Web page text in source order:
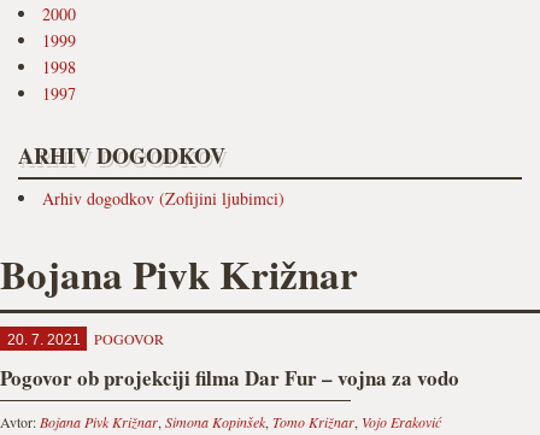
2000
1999
1998
1997
ARHIV DOGODKOV
Arhiv dogodkov (Zofijini ljubimci)
Bojana Pivk Križnar
20. 7. 2021 POGOVOR
Pogovor ob projekciji filma Dar Fur – vojna za vodo
Avtor: Bojana Pivk Križnar, Simona Kopinšek, Tomo Križnar, Vojo Eraković